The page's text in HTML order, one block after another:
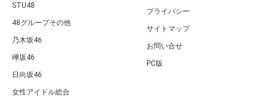
STU48
48グループその他
乃木坂46
欅坂46
日向坂46
女性アイドル総合
プライバシー
サイトマップ
お問い合せ
PC版